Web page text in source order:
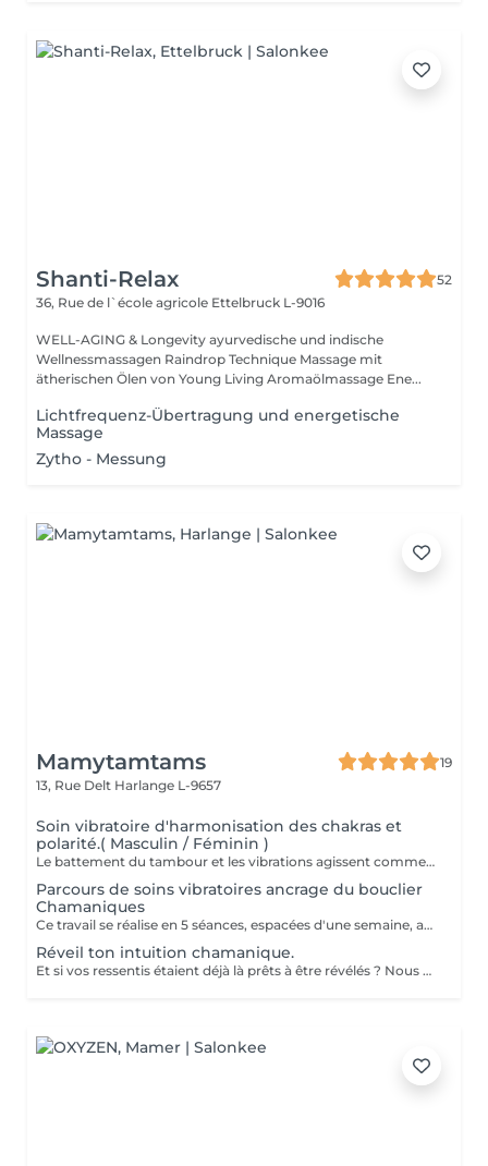
Shanti-Relax
52
36, Rue de l`école agricole Ettelbruck L-9016
WELL-AGING & Longevity ayurvedische und indische
Wellnessmassagen Raindrop Technique Massage mit
ätherischen Ölen von Young Living Aromaölmassage Ene...
Lichtfrequenz-Übertragung und energetische
Massage
Zytho - Messung
Mamytamtams
19
13, Rue Delt Harlange L-9657
Soin vibratoire d'harmonisation des chakras et
polarité.( Masculin / Féminin )
Le battement du tambour et les vibrations agissent comme un rappel pour le corps et l'esprit. Ils viennent libérer ce qui est figé, remettre l'énergie en mouvement et réaligner vos chakras. Allongé(e) dans un espace sécurisé, vous vous laissez porter par la vibration. Peu à peu, le mental se calme, le corps se relâche et l'énergie retrouve son équilibre. Un moment profond pour se recentrer, se réaligner et retrouver sa propre vibration. Réservez votre soin et laissez la vibration du tambour vous guider.
Parcours de soins vibratoires ancrage du bouclier
Chamaniques
Ce travail se réalise en 5 séances, espacées d'une semaine, afin de laisser le temps à chaque énergie alliée d'agir en profondeur. À chaque rencontre, la vibration du tambour vient harmoniser votre bouclier Chamaniques, libérer ce qui entrave votre chemin et réveiller vos forces intérieures. Au fil des séances, vous vous reconnectez à vos alliés spirituels, ces présences qui accompagnent votre évolution et peuvent vous guider au quotidien. À l'issue de ce parcours, un bouclier de protection énergétique est mis en place afin de stabiliser le travail réalisé et vous replacer au centre de votre création, de votre vie. Vous repartez aligné(e), centré(e) dans vos énergies et pleinement relié(e) à votre pouvoir de création. Un chemin vibratoire puissant pour celles et ceux qui ressentent l'appel du tambour.
Réveil ton intuition chamanique.
Et si vos ressentis étaient déjà là prêts à être révélés ? Nous possédons tous cette capacité naturelle à ressentir, percevoir et capter ce qui ne passe pas toujours par le mental. Je vous invite à une demi-journée immersive de découverte chamanique, un espace bienveillant pour explorer vos perceptions subtiles et développer votre ressenti à travers : exercices énergétiques voyage au tambour chamanique pratiques intuitives cercle de partage Un moment pour ralentir, écouter et laisser émerger votre guidance intérieure. Aucun don particulier n'est nécessaire. Seulement l'envie d'explorer. Harlange Demi-journée